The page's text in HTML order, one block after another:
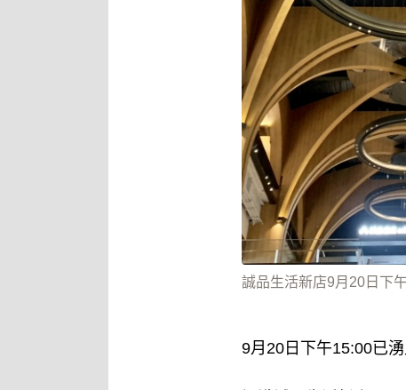
誠品生活新店9月20日下
9月20日下午15:00已